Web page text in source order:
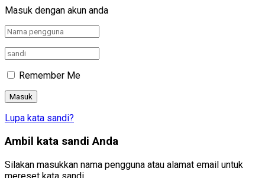
Masuk dengan akun anda
Remember Me
Lupa kata sandi?
Ambil kata sandi Anda
Silakan masukkan nama pengguna atau alamat email untuk